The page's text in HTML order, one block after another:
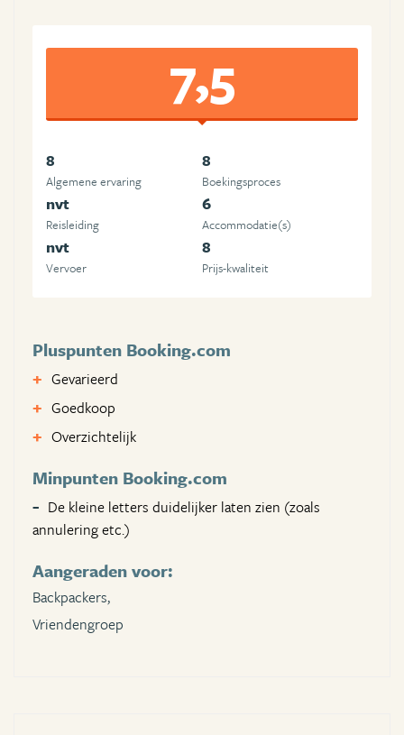
7,5
8
Algemene ervaring
8
Boekingsproces
nvt
Reisleiding
6
Accommodatie(s)
nvt
Vervoer
8
Prijs-kwaliteit
Pluspunten Booking.com
Gevarieerd
Goedkoop
Overzichtelijk
Minpunten Booking.com
De kleine letters duidelijker laten zien (zoals
annulering etc.)
Aangeraden voor:
Backpackers,
Vriendengroep